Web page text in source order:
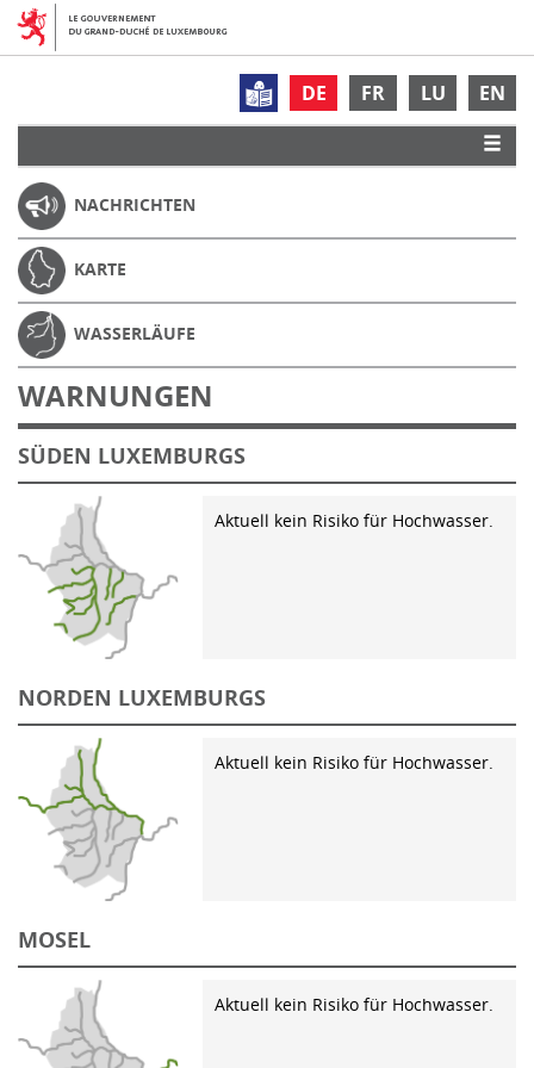
DE FR LU EN
NACHRICHTEN
KARTE
WASSERLÄUFE
WARNUNGEN
SÜDEN LUXEMBURGS
Aktuell kein Risiko für Hochwasser.
NORDEN LUXEMBURGS
Aktuell kein Risiko für Hochwasser.
MOSEL
Aktuell kein Risiko für Hochwasser.